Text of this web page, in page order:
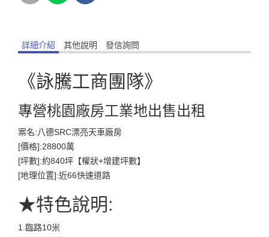
詳細介紹 其他說明 發信詢問
《詠騰工商團隊》
專營桃園廠房工業地出售出租
案名:八德SRC漂亮天車廠房
[價格]:28800萬
[坪數]:約840坪【權狀+增建坪數】
[地理位置]:近66快速道路
★特色說明:
1.臨路10米